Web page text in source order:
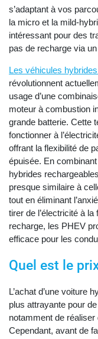
s’adaptant à vos
la micro et la mild-
intéressant pour des
pas de recharge via
Les véhicules
révolutionnent
usage d’une
moteur à combustion
grande batterie. Cette
fonctionner à
offrant la flexibilité de
épuisée. En
hybrides
presque similaire à
tout en éliminant
tirer de l’électricité à la
recharge, les PHEV
efficace pour les
Quel est le
L’achat d’une voiture
plus attrayante pour
notamment de
Cependant, avant de